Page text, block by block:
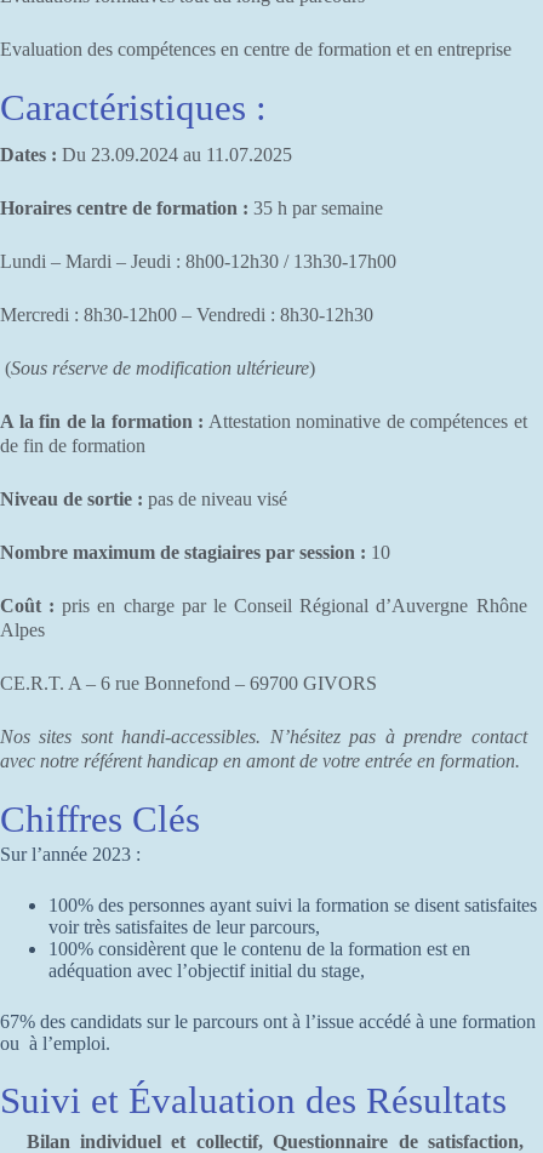
Evaluation des compétences en centre de formation et en entreprise
Caractéristiques :
Dates : Du 23.09.2024 au 11.07.2025
Horaires centre de formation : 35 h par semaine
Lundi – Mardi – Jeudi : 8h00-12h30 / 13h30-17h00
Mercredi : 8h30-12h00 – Vendredi : 8h30-12h30
(Sous réserve de modification ultérieure)
A la fin de la formation : Attestation nominative de compétences et
de fin de formation
Niveau de sortie : pas de niveau visé
Nombre maximum de stagiaires par session : 10
Coût : pris en charge par le Conseil Régional d’Auvergne Rhône
Alpes
CE.R.T. A – 6 rue Bonnefond – 69700 GIVORS
Nos sites sont handi-accessibles. N’hésitez pas à prendre contact
avec notre référent handicap en amont de votre entrée en formation.
Chiffres Clés
Sur l’année 2023 :
100% des personnes ayant suivi la formation se disent satisfaites
voir très satisfaites de leur parcours,
100% considèrent que le contenu de la formation est en
adéquation avec l’objectif initial du stage,
67% des candidats sur le parcours ont à l’issue accédé à une formation
ou à l’emploi.
Suivi et Évaluation des Résultats
Bilan individuel et collectif, Questionnaire de satisfaction,